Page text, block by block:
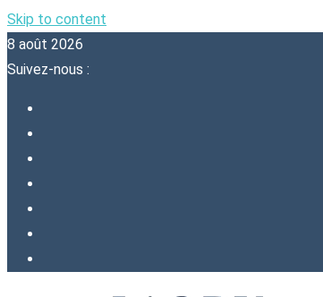
Skip to content
8 août 2026
Suivez-nous :